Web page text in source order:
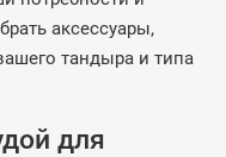
аксессуары,
тандыра и типа
для